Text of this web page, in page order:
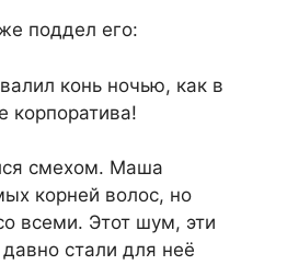
поддел его:
конь ночью, как в
корпоратива!
смехом. Маша
корней волос, но
всеми. Этот шум, эти
стали для неё